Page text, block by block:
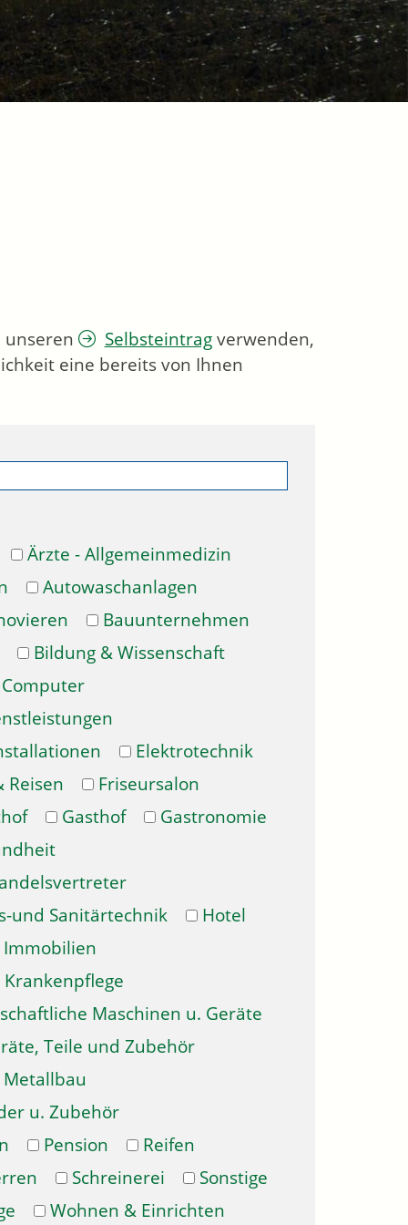
unseren Selbsteintragverwenden,
eine bereits von Ihnen
Ärzte - Allgemeinmedizin
Autowaschanlagen
Bauunternehmen
Bildung & Wissenschaft
Computer
Elektrotechnik
Reisen
Friseursalon
Gasthof
Gastronomie
und Sanitärtechnik
Hotel
Immobilien
Krankenpflege
Maschinen u. Geräte
Teile und Zubehör
Metallbau
u. Zubehör
Pension
Reifen
Schreinerei
Sonstige
Wohnen & Einrichten